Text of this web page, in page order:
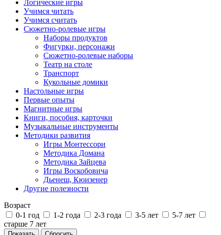
Логические игры
Учимся читать
Учимся считать
Сюжетно-ролевые игры
Наборы продуктов
Фигурки, персонажи
Сюжетно-ролевые наборы
Театр на столе
Транспорт
Кукольные домики
Настольные игры
Первые опыты
Магнитные игры
Книги, пособия, карточки
Музыкальные инструменты
Методики развития
Игры Монтессори
Методика Домана
Методика Зайцева
Игры Воскобовича
Дьенеш, Кюизенер
Другие полезности
Возраст
0-1 год
1-2 года 2-3 года 3-5 лет
5-7 лет
старше 7 лет